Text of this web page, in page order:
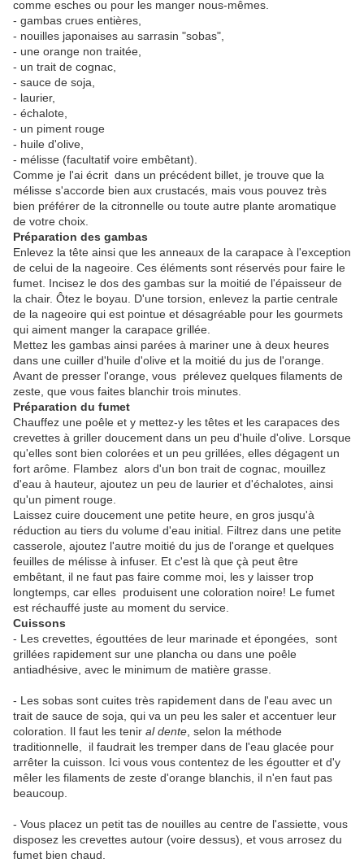
comme esches ou pour les manger nous-mêmes.
- gambas crues entières,
- nouilles japonaises au sarrasin "sobas",
- une orange non traitée,
- un trait de cognac,
- sauce de soja,
- laurier,
- échalote,
- un piment rouge
- huile d'olive,
- mélisse (facultatif voire embêtant).
Comme je l'ai écrit dans un précédent billet, je trouve que la
mélisse s'accorde bien aux crustacés, mais vous pouvez très
bien préférer de la citronnelle ou toute autre plante aromatique
de votre choix.
Préparation des gambas
Enlevez la tête ainsi que les anneaux de la carapace à l'exception
de celui de la nageoire. Ces éléments sont réservés pour faire le
fumet. Incisez le dos des gambas sur la moitié de l'épaisseur de
la chair. Ôtez le boyau. D'une torsion, enlevez la partie centrale
de la nageoire qui est pointue et désagréable pour les gourmets
qui aiment manger la carapace grillée.
Mettez les gambas ainsi parées à mariner une à deux heures
dans une cuiller d'huile d'olive et la moitié du jus de l'orange.
Avant de presser l'orange, vous prélevez quelques filaments de
zeste, que vous faites blanchir trois minutes.
Préparation du fumet
Chauffez une poêle et y mettez-y les têtes et les carapaces des
crevettes à griller doucement dans un peu d'huile d'olive. Lorsque
qu'elles sont bien colorées et un peu grillées, elles dégagent un
fort arôme. Flambez alors d'un bon trait de cognac, mouillez
d'eau à hauteur, ajoutez un peu de laurier et d'échalotes, ainsi
qu'un piment rouge.
Laissez cuire doucement une petite heure, en gros jusqu'à
réduction au tiers du volume d'eau initial. Filtrez dans une petite
casserole, ajoutez l'autre moitié du jus de l'orange et quelques
feuilles de mélisse à infuser. Et c'est là que çà peut être
embêtant, il ne faut pas faire comme moi, les y laisser trop
longtemps, car elles produisent une coloration noire! Le fumet
est réchauffé juste au moment du service.
Cuissons
- Les crevettes, égouttées de leur marinade et épongées, sont
grillées rapidement sur une plancha ou dans une poêle
antiadhésive, avec le minimum de matière grasse.
- Les sobas sont cuites très rapidement dans de l'eau avec un
trait de sauce de soja, qui va un peu les saler et accentuer leur
coloration. Il faut les tenir al dente , selon la méthode
traditionnelle, il faudrait les tremper dans de l'eau glacée pour
arrêter la cuisson. Ici vous vous contentez de les égoutter et d'y
mêler les filaments de zeste d'orange blanchis, il n'en faut pas
beaucoup.
- Vous placez un petit tas de nouilles au centre de l'assiette, vous
disposez les crevettes autour (voire dessus), et vous arrosez du
fumet bien chaud.